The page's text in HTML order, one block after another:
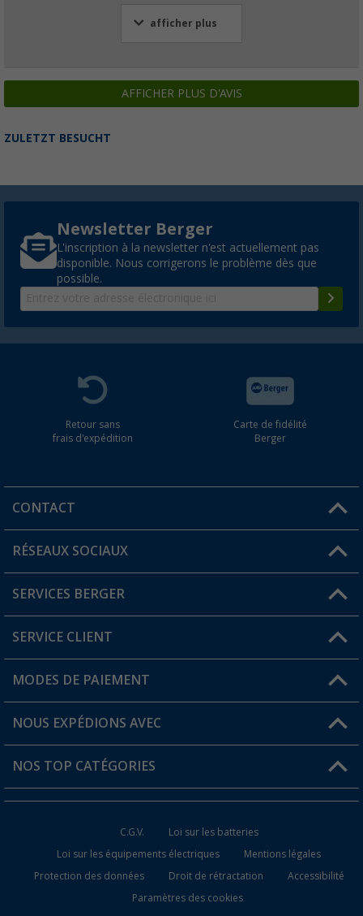
afficher plus
AFFICHER PLUS D'AVIS
ZULETZT BESUCHT
Newsletter Berger
L'inscription à la newsletter n'est actuellement pas
disponible. Nous corrigerons le problème dès que
possible.
Retour sans
frais d'expédition
Carte de fidélité
Berger
CONTACT
Une question ?
Trouver une magasin
RÉSEAUX SOCIAUX
SERVICES BERGER
Devenir revendeur
Mon compte
Carte de fidélité Berger
SERVICE CLIENT
FAQ et contact
Informations sur l'expédition
Statut de la commande
MODES DE PAIEMENT
NOUS EXPÉDIONS AVEC
NOS TOP CATÉGORIES
Meubles de camping
C.G.V.
Loi sur les batteries
Loi sur les équipements électriques
Mentions légales
Protection des données
Droit de rétractation
Accessibilité
Paramètres des cookies